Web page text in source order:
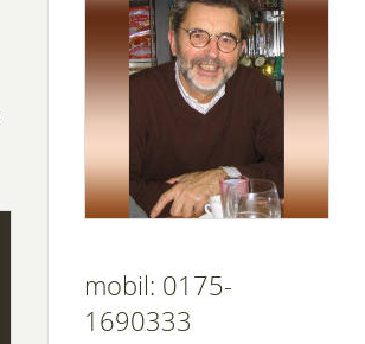
mobil: 0175-
1690333